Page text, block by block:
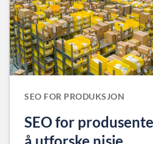
SEO FOR PRODUKSJON
SEO for